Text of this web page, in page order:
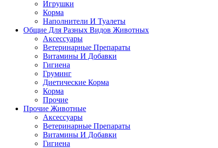
Игрушки
Корма
Наполнители И Туалеты
Общие Для Разных Видов Животных
Аксессуары
Ветеринарные Препараты
Витамины И Добавки
Гигиена
Груминг
Диетические Корма
Корма
Прочие
Прочие Животные
Аксессуары
Ветеринарные Препараты
Витамины И Добавки
Гигиена